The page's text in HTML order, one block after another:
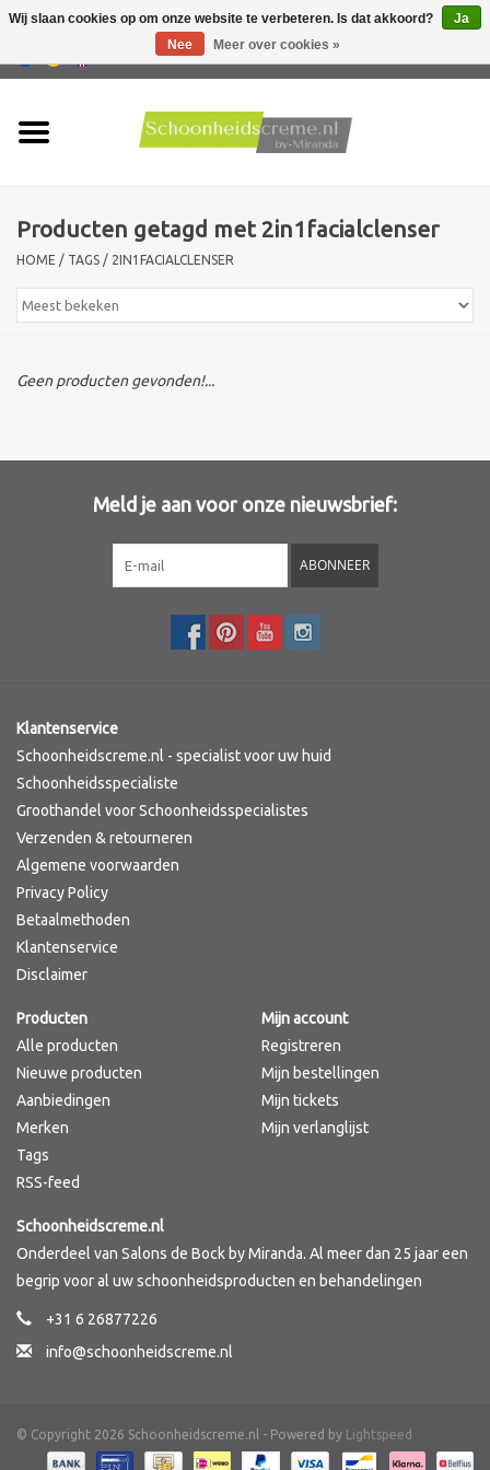
Producten
Huidproblemen
Pascaud
Fusion Meso
PCA SKINCARE
Ekseption Skincare
Blog
Merken
Producten getagd met 2in1facialclenser
HOME / TAGS / 2IN1FACIALCLENSER
Geen producten gevonden!...
Meld je aan voor onze nieuwsbrief:
ABONNEER
Klantenservice
Schoonheidscreme.nl - specialist voor uw huid
Schoonheidsspecialiste
Groothandel voor Schoonheidsspecialistes
Verzenden & retourneren
Algemene voorwaarden
Privacy Policy
Betaalmethoden
Klantenservice
Disclaimer
Producten
Alle producten
Nieuwe producten
Aanbiedingen
Merken
Tags
RSS-feed
Mijn account
Registreren
Mijn bestellingen
Mijn tickets
Mijn verlanglijst
Schoonheidscreme.nl
Onderdeel van Salons de Bock by Miranda. Al meer dan 25 jaar een
begrip voor al uw schoonheidsproducten en behandelingen
+31 6 26877226
info@schoonheidscreme.nl
© Copyright 2026 Schoonheidscreme.nl - Powered by Lightspeed
Wij slaan cookies op om onze website te verbeteren. Is dat akkoord?
Ja
Nee
Meer over cookies »